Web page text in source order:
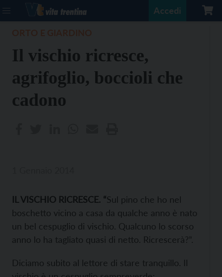
Accedi
Il vischio ricresce,
agrifoglio, boccioli che
cadono
IL VISCHIO RICRESCE. “Sul pino che ho nel
boschetto vicino a casa da qualche anno è nato
un bel cespuglio di vischio. Qualcuno lo scorso
anno lo ha tagliato quasi di netto. Ricrescerà?”.
Diciamo subito al lettore di stare tranquillo. Il